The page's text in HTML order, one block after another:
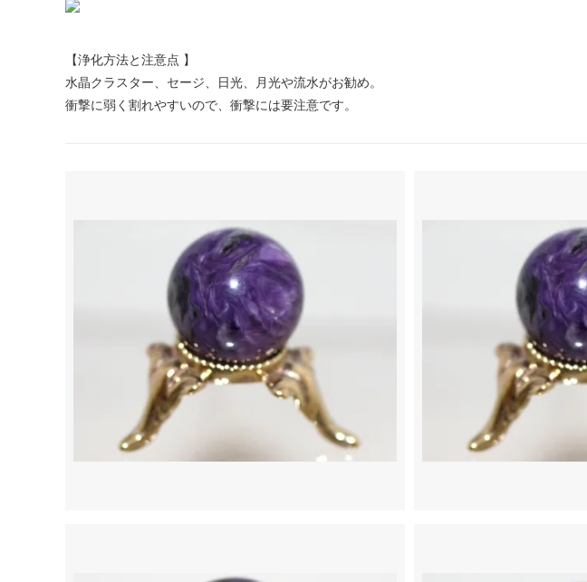
【浄化方法と注意点 】
水晶クラスター、セージ、日光、月光や流水がお勧め。
衝撃に弱く割れやすいので、衝撃には要注意です。